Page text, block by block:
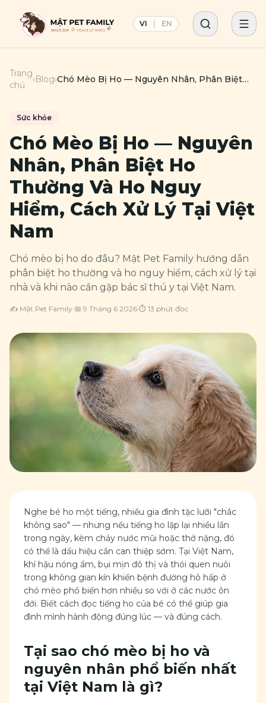
VI EN
Trang
chủ
›Blog›Chó Mèo Bị Ho — Nguyên Nhân, Phân Biệt
Sức khỏe
Chó Mèo Bị Ho — Nguyên
Nhân, Phân Biệt Ho
Thường Và Ho Nguy
Hiểm, Cách Xử Lý Tại Việt
Nam
Chó mèo bị ho do đâu? Mật Pet Family hướng dẫn
phân biệt ho thường và ho nguy hiểm, cách xử lý tại
nhà và khi nào cần gặp bác sĩ thú y tại Việt Nam.
✍️ Mật Pet Family·📅 9 Tháng 6 2026·⏱ 13 phút đọc
Nghe bé ho một tiếng, nhiều gia đình tặc lưỡi "chắc
không sao" — nhưng nếu tiếng ho lặp lại nhiều lần
trong ngày, kèm chảy nước mũi hoặc thở nặng, đó
có thể là dấu hiệu cần can thiệp sớm. Tại Việt Nam,
khí hậu nóng ẩm, bụi mịn đô thị và thói quen nuôi
trong không gian kín khiến bệnh đường hô hấp ở
chó mèo phổ biến hơn nhiều so với ở các nước ôn
đới. Biết cách đọc tiếng ho của bé có thể giúp gia
đình mình hành động đúng lúc — và đúng cách.
Tại sao chó mèo bị ho và
nguyên nhân phổ biến nhất
tại Việt Nam là gì?